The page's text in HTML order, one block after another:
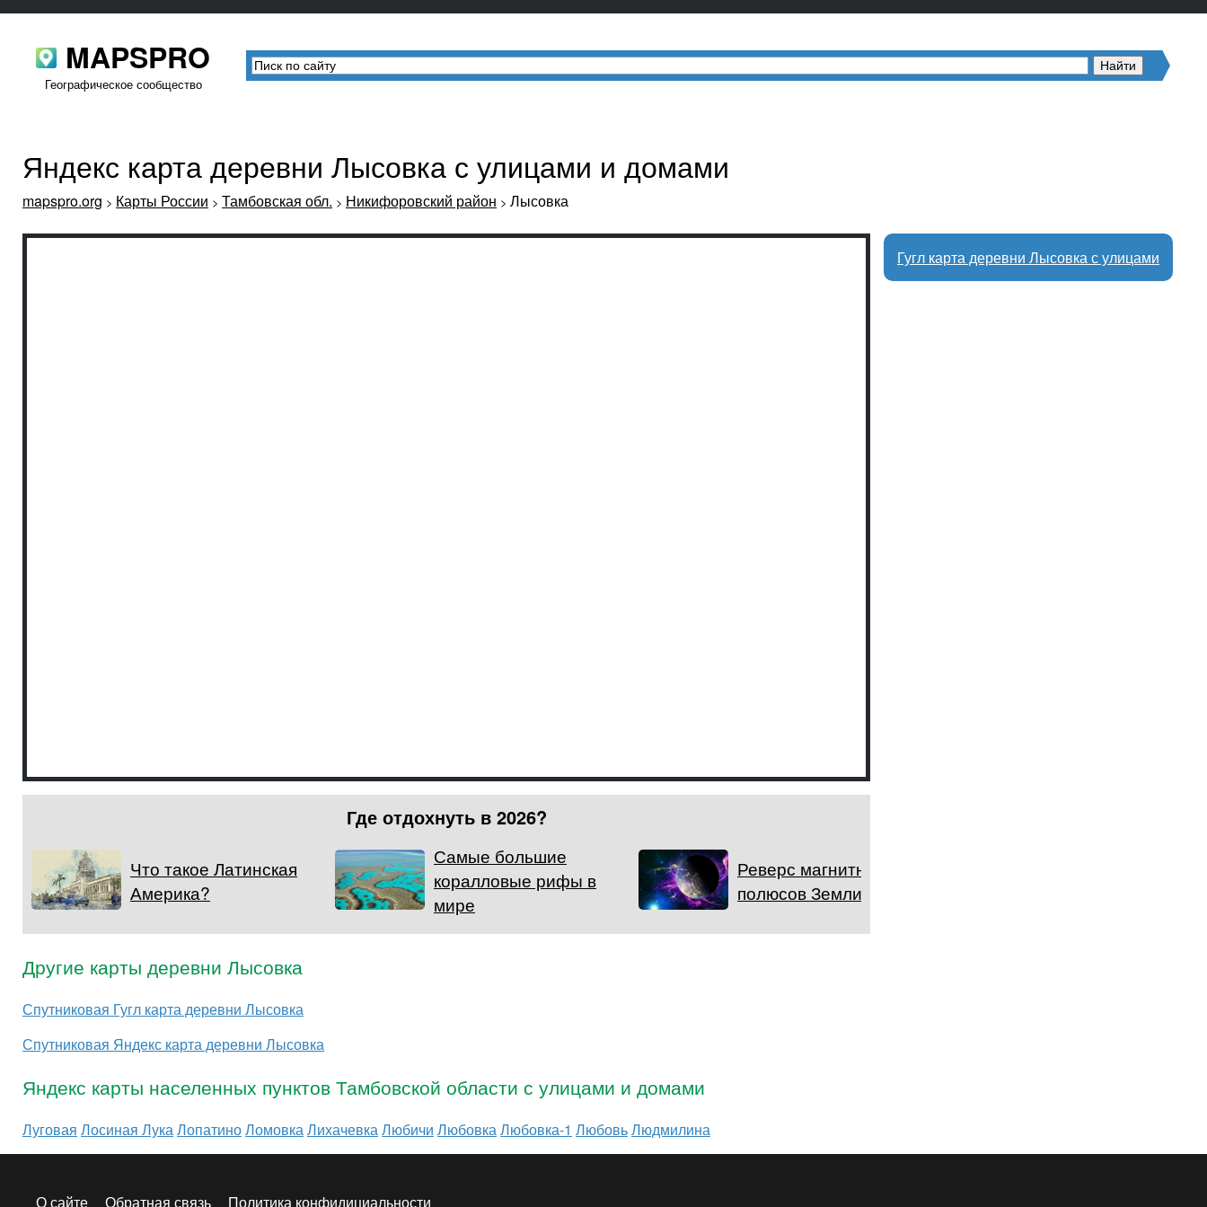
MAPSPRO
Географическое сообщество
Яндекс карта деревни Лысовка с улицами и домами
mapspro.org > Карты России > Тамбовская обл. > Никифоровский район > Лысовка
Где отдохнуть в 2026?
Что такое Латинская
Америка?
Самые большие
коралловые рифы в
мире
Реверс магнитных
полюсов Земли
Гугл карта деревни Лысовка с улицами
Другие карты деревни Лысовка
Спутниковая Гугл карта деревни Лысовка
Спутниковая Яндекс карта деревни Лысовка
Яндекс карты населенных пунктов Тамбовской области с улицами и домами
Луговая Лосиная ЛукаЛопатиноЛомовкаЛихачевкаЛюбичи ЛюбовкаЛюбовка-1 ЛюбовьЛюдмилина
О сайте Обратная связь Политика конфидициальности